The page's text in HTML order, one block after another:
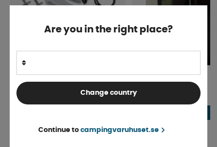
Are you in the right place?
Change country
Continue to campingvaruhuset.se